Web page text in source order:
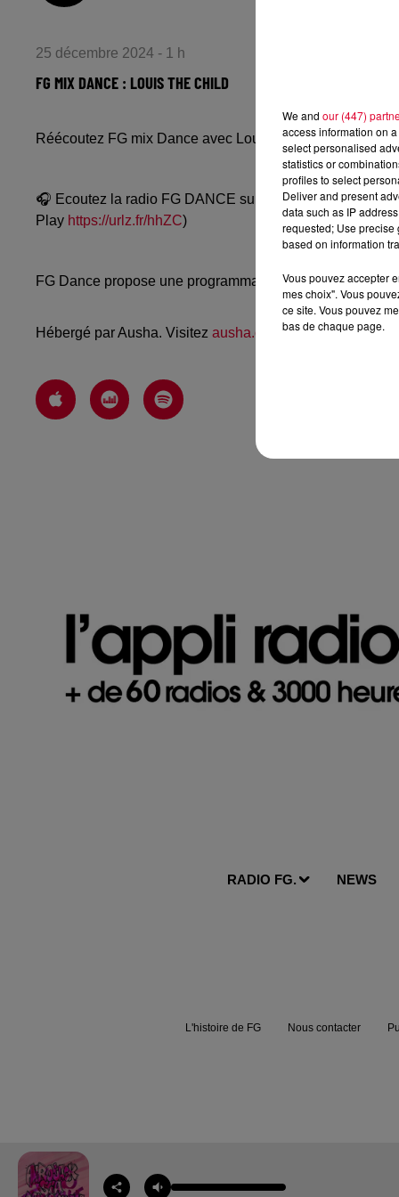
25 décembre 2024 - 1 h
FG MIX DANCE : LOUIS THE CHILD
Réécoutez FG mix Dance avec Louis The Child du
🎧 Ecoutez la radio FG DANCE sur
www.radiofg.com/fg-
Play https://urlz.fr/hhZC)
FG Dance propose une programmation dance, EDM,
Hébergé par Ausha. Visitez ausha.co/politique-de-
RADIO FG. NEWS
L'histoire de FG Nous contacter
We and our (447)
access information on
select personalised
statistics or
profiles to select
Deliver and present
data such as IP
requested; Use precise
based on information
Vous pouvez accepter
mes choix". Vous
ce site. Vous pouvez
bas de chaque page.